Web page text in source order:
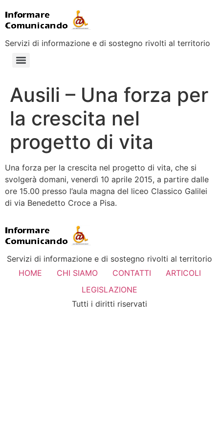
Servizi di informazione e di sostegno rivolti al territorio
Ausili – Una forza per
la crescita nel
progetto di vita
Una forza per la crescita nel progetto di vita, che si
svolgerà domani, venerdì 10 aprile 2015, a partire dalle
ore 15.00 presso l’aula magna del liceo Classico Galilei
di via Benedetto Croce a Pisa.
Servizi di informazione e di sostegno rivolti al territorio
HOME
CHI SIAMO CONTATTI
ARTICOLI
LEGISLAZIONE
Tutti i diritti riservati